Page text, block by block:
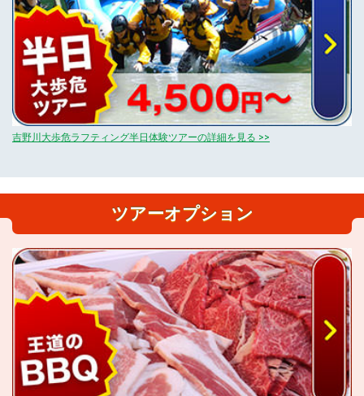
吉野川大歩危ラフティング半日体験ツアーの詳細を見る >>
ツアーオプション